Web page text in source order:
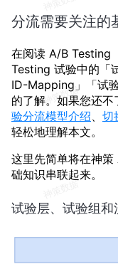
分流需要关注的
在阅读 A/B Testing
Testing 试验中的「
ID-Mapping」「试
的了解。如果您还
验分流模型介绍、 切
轻松地理解本文。
这里先简单将在神
础知识串联起来。
试验层、试验组和